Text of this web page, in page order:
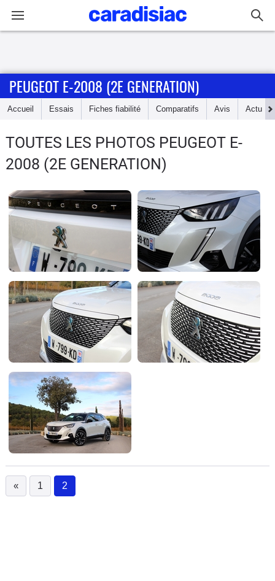
Accueil
Essais
d'achat
Electriques
Utilitaires
Flottes
Auto
Services
Forum
Moto
Marques
PEUGEOT E-2008 (2E GENERATION)
Accueil Essais Fiches fiabilité Comparatifs Avis Actu
TOUTES LES PHOTOS PEUGEOT E-
2008 (2E GENERATION)
« 1 2
(current)